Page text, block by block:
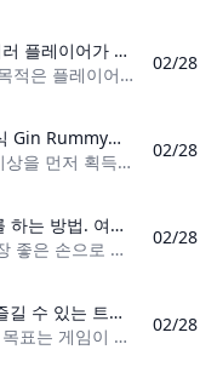
7/11 더블스 7/11 Doubles는 여러 플레이어가 즐길 수 있는 음주 카드 게임입니다. 게임의 목적은 맥주를 번갈아 들이키는 동안 다른 플레이어는 맥주가 끝나기 전에 7, 11 또는 더블을 굴리는 것입니다.
7/11 복식의 목적: 7/11 복식의 목적은 플레이어가 번갈아 맥주를 마시는 동안 다른 플레이어는 경기가 끝나기 전에 7, 11 또는 더블을 굴리는 것입니다. 플레이어 수: 플레이어
02/28
스카니 진 Skarney Gin은 클래식 Gin Rummy의 고급 버전입니다. 이 게임에서는 새로운 멜드가 도입되었으며 에이스는 높거나 낮게 플레이될 수 있습니다. 이러한 새로운 규칙은 다른 흥미로운 변경 사항과 함께 빠르게 진행되고 도전적인 게임을 만듭니다.
SKARNEY GIN의 목적: 200점 이상을 먼저 획득한 플레이어가 게임에서 승리합니다. 플레이어 수: 2명 카드 수: 52장 카드 등급: (낮음) A, 2 – K, A (높음) 게임
02/28
두 손으로 포커 두 손으로 포커를 하는 방법. 여기서는 두 손으로 플레이하는 클래식 포커의 여러 변형을 플레이하는 규칙을 알아보세요.
두 손으로 포커를 하는 목적: 가장 좋은 손으로 팟을 획득하세요. 플레이어 수: 2-5명 카드 수: 52장 카드 덱 카드 순위: A(높음), K, Q, J, 10, 9, 8, 7, 6, 5, 4, 3, 2
02/28
폴리냐크 Polignac은 4~6명이 즐길 수 있는 트릭 테이킹 게임입니다. 게임의 목표는 게임이 끝날 때까지 가장 적은 점수를 얻는 것입니다.
POLIGNAC의 목표: Polignac의 목표는 게임이 끝날 때 가장 낮은 점수를 얻은 플레이어가 되는 것입니다. 플레이어 수: 4~6명 재료: 52장 카드로
02/28